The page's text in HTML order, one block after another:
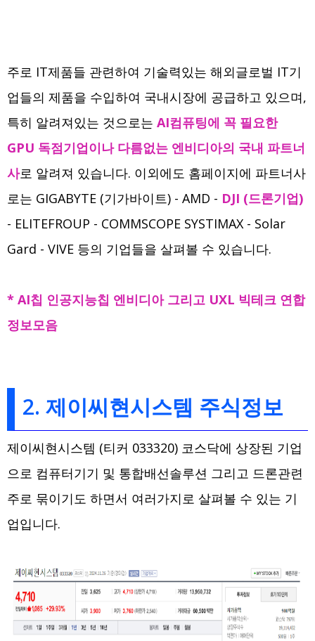
주로 IT제품들 관련하여 기술력있는 해외글로벌 IT기
업들의 제품을 수입하여 국내시장에 공급하고 있으며,
특히 알려져있는 것으로는 AI컴퓨팅에 꼭 필요한
GPU 독점기업이나 다름없는 엔비디아의 국내 파트너
사로 알려져 있습니다. 이외에도 홈페이지에 파트너사
로는 GIGABYTE (기가바이트) - AMD - DJI (드론기업)
- ELITEFROUP - COMMSCOPE SYSTIMAX - Solar
Gard - VIVE 등의 기업들을 살펴볼 수 있습니다.
* AI칩 인공지능칩 엔비디아 그리고 UXL 빅테크 연합
정보모음
2. 제이씨현시스템 주식정보
제이씨현시스템 (티커 033320) 코스닥에 상장된 기업
으로 컴퓨터기기 및 통합배선솔루션 그리고 드론관련
주로 묶이기도 하면서 여러가지로 살펴볼 수 있는 기
업입니다.